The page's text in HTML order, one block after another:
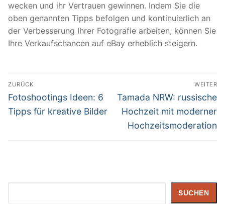
wecken und ihr Vertrauen gewinnen. Indem Sie die
oben genannten Tipps befolgen und kontinuierlich an
der Verbesserung Ihrer Fotografie arbeiten, können Sie
Ihre Verkaufschancen auf eBay erheblich steigern.
Beitragsnavigation
ZURÜCK
Vorheriger
Beitrag:
Fotoshootings Ideen: 6
Tipps für kreative Bilder
WEITER
Nächster
Beitrag:
Tamada NRW: russische
Hochzeit mit moderner
Hochzeitsmoderation
SUCHEN